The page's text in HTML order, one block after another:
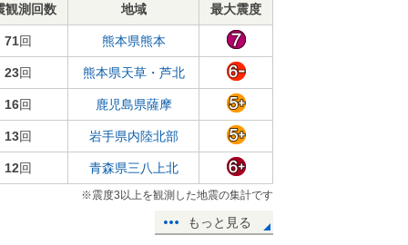
観測回数
地域
最大震度
71回 熊本県熊本
23回 熊本県天草・芦北
16回 鹿児島県薩摩
13回 岩手県内陸北部
12回 青森県三八上北
※震度3以上を観測した地震の集計です
もっと見る